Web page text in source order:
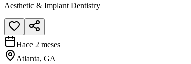
Aesthetic & Implant Dentistry
Hace 2 meses
Atlanta, GA